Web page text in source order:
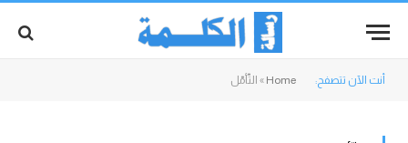
أنت الآن تتصفح: Home
» التّأمّل